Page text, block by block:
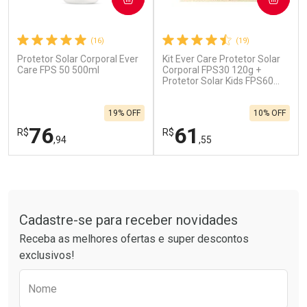
Ativar Desconto
Por R$ 137,66/cada
Ativar Desconto
Comprar sem Desconto
(16)
Protetor Solar Corporal Ever
Care FPS 50 500ml
R$76,94
19% OFF
Laboratório
Por Menos
(19)
Kit Ever Care Protetor Solar
Corporal FPS30 120g +
Protetor Solar Kids FPS60
R$61 ,55
10% OFF
Laboratório
Por Menos
Cadastre-se para receber novidades
Receba as melhores ofertas e super descontos
exclusivos!
Nome